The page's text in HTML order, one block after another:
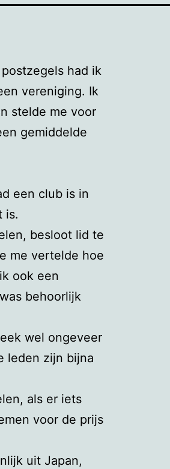
had ik
vereniging. Ik
stelde me voor
gemiddelde
een club is in
is.
besloot lid te
me vertelde hoe
ook een
behoorlijk
wel ongeveer
leden zijn bijna
als er iets
voor de prijs
uit Japan,